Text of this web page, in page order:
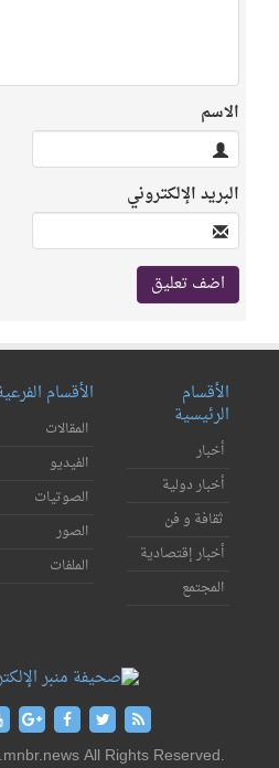
الاسم
البريد الإلكتروني
الأقسام
الرئيسية
أخبار
أخبار دولية
ثقافة و فن
أخبار إقتصادية
المجتمع
الأقسام
المقالات
الفيديو
الصوتيات
الصور
الملفات
All Rights Reserved.